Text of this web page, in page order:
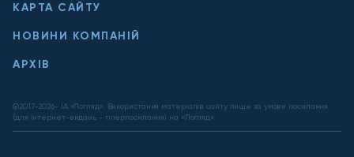
КАРТА САЙТУ
НОВИНИ КОМПАНІЙ
АРХІВ
@2017-2026- ІА «Погляд». Використання матеріалів сайту лише за умови посилання
(для інтернет-видань - гіперпосилання) на «Погляд».